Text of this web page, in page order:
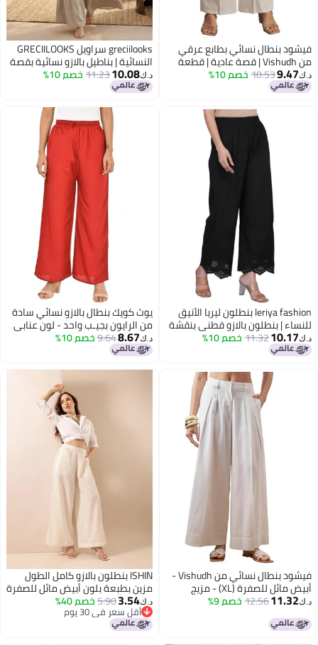
نسائي بطابع عرقي
من Vishudh | قصة عادية | قطعة
سفلية تقليدية مريحة (مقاس S) - 10.53خصم 10%
greciilooks سراويل GRECIILOOKS
النسائية | بناطيل بالازو نسائية بقصة
مريحة وحزام خصر مطاطي | ملابس
كاجوال لليوجا والاسترخاء
10.08
11.23خصم 10%
leriya fashion بنطلون ليريا الأنيق
بنطلون بالازو قطني بنقشة
تطريز دانتيل | بنطلون
الساقين بخصر مطاطي
11.32خصم 10%
يوث كويك بنطال بالازو نسائي سادة
من الرايون بجيـب واحد - لون عنابي
8.67
9.64خصم 10%
فيشود بنطال نسائي من Vishudh -
أبيض مائل للصفرة (XL) - مزيج
12.56خصم 9%
ISHIN بنطلون بالازو كامل الطول
مزين بطبعة بلون أبيض مائل للصفرة
3.54
5.90خصم 40%
أقل سعر في 30 يوم
أقل سعر في 30 يوم